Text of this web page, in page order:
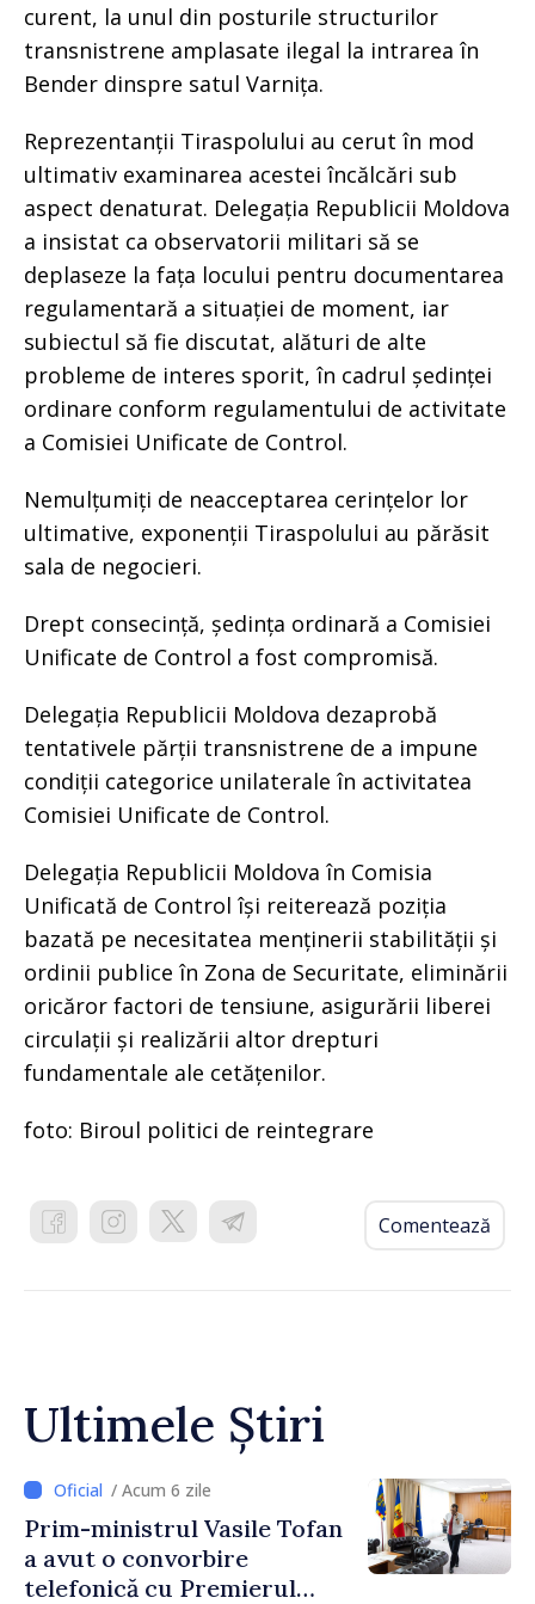
curent, la unul din posturile structurilor
transnistrene amplasate ilegal la intrarea în
Bender dinspre satul Varnița.
Reprezentanții Tiraspolului au cerut în mod
ultimativ examinarea acestei încălcări sub
aspect denaturat. Delegația Republicii Moldova
a insistat ca observatorii militari să se
deplaseze la fața locului pentru documentarea
regulamentară a situației de moment, iar
subiectul să fie discutat, alături de alte
probleme de interes sporit, în cadrul ședinței
ordinare conform regulamentului de activitate
a Comisiei Unificate de Control.
Nemulțumiți de neacceptarea cerințelor lor
ultimative, exponenții Tiraspolului au părăsit
sala de negocieri.
Drept consecință, ședința ordinară a Comisiei
Unificate de Control a fost compromisă.
Delegația Republicii Moldova dezaprobă
tentativele părții transnistrene de a impune
condiții categorice unilaterale în activitatea
Comisiei Unificate de Control.
Delegația Republicii Moldova în Comisia
Unificată de Control își reiterează poziția
bazată pe necesitatea menținerii stabilității și
ordinii publice în Zona de Securitate, eliminării
oricăror factori de tensiune, asigurării liberei
circulații și realizării altor drepturi
fundamentale ale cetățenilor.
foto: Biroul politici de reintegrare
Comentează
Ultimele Știri
/ Acum 6 zile
Prim-ministrul Vasile Tofan
a avut o convorbire
telefonică cu Premierul